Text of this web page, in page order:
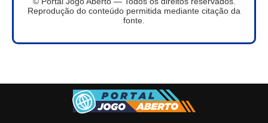
Reprodução do conteúdo permitida mediante citação da
fonte.